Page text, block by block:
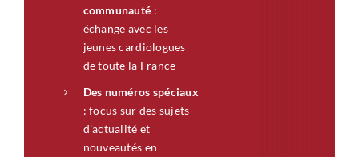
communauté :
échange avec les
jeunes cardiologues
de toute la France
Des numéros spéciaux
: focus sur des sujets
d’actualité et
nouveautés en